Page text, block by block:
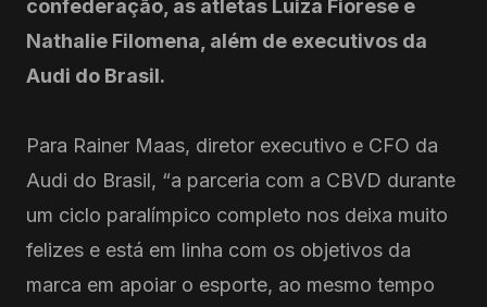
confederação, as atletas Luiza Fiorese e
Nathalie Filomena, além de executivos da
Audi do Brasil.
Para Rainer Maas, diretor executivo e CFO da
Audi do Brasil, “a parceria com a CBVD durante
um ciclo paralímpico completo nos deixa muito
felizes e está em linha com os objetivos da
marca em apoiar o esporte, ao mesmo tempo